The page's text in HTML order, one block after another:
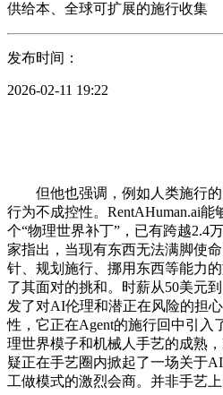
供给本、全球可扩展的施行收集
发布时间：
2026-02-11 19:22
但他也强调，例如人类施行的
行为不成控性。RentAHuman.ai能
个“物理世界补丁”，已有跨越2.4
家指出，当现有东西无法满脚使
针、规划施行、挪用东西等能力
了其面对的挑和。时薪从50美元
发了对AI伦理和潜正在风险的担
性，它正在Agent的施行回中引入
理世界模子和机械人手艺的成熟
疑正在手艺圈内掀起了一场关于
工做模式的激烈会商。并非手艺上